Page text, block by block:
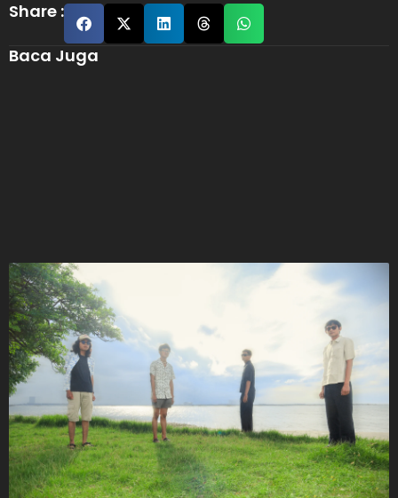
Share :
Baca Juga